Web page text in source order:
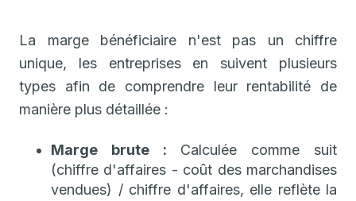
La marge bénéficiaire n'est pas un chiffre
unique, les entreprises en suivent plusieurs
types afin de comprendre leur rentabilité de
manière plus détaillée :
Marge brute : Calculée comme suit
(chiffre d'affaires - coût des marchandises
vendues) / chiffre d'affaires, elle reflète la